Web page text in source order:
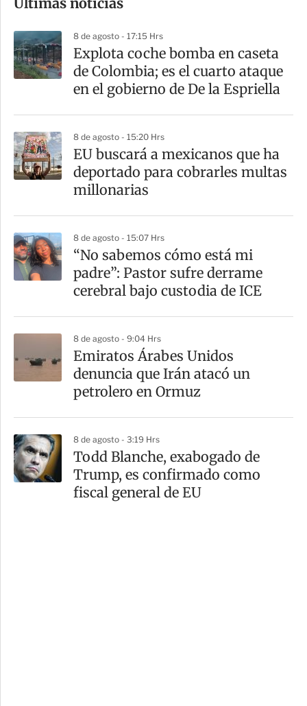
m
a
r
t
8 de agosto - 17:15 Hrs
Explota coche bomba en caseta
de Colombia; es el cuarto ataque
en el gobierno de De la Espriella
8 de agosto - 15:20 Hrs
EU buscará a mexicanos que ha
deportado para cobrarles multas
millonarias
8 de agosto - 15:07 Hrs
“No sabemos cómo está mi
padre”: Pastor sufre derrame
cerebral bajo custodia de ICE
8 de agosto - 9:04 Hrs
Emiratos Árabes Unidos
denuncia que Irán atacó un
petrolero en Ormuz
8 de agosto - 3:19 Hrs
Todd Blanche, exabogado de
Trump, es confirmado como
fiscal general de EU